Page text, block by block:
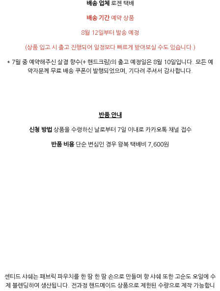
배송 업체 로젠 택배
배송 기간예약 상품
8월 12일부터 발송 예정
(상품 입고 시 출고 진행되어 일정보다 빠르게 받아보실 수도 있습니다.)
* 7월 중 예약해주신 살결 향수(+ 핸드크림)의 출고 예정일은 8월 10일입니다. 모든 예
약자분께 무료 배송 쿠폰이 발행되었으며, 기다려 주셔서 감사합니다.
반품 안내
신청 방법 상품을 수령하신 날로부터 7일 이내로 카카오톡 채널 접수
반품 비용단순 변심인 경우 왕복 택배비 7,600원
센티드 샤쉐는 패브릭 파우치를 한 땀 한 땀 손으로 만들며 향 샤쉐 또한 고순도 오일에 수
제 블렌딩하여 생산됩니다. 전과정 핸드메이드 상품으로 제한된 수량으로 제작 가능합니